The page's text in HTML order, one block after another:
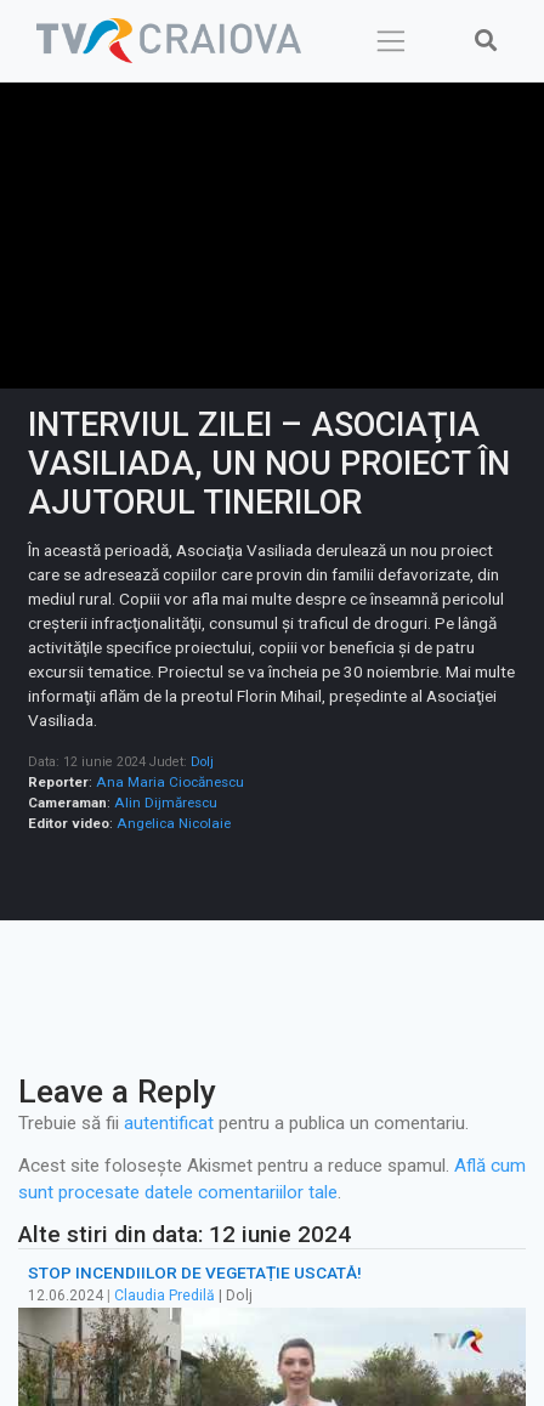
INTERVIUL ZILEI – ASOCIAŢIA
VASILIADA, UN NOU PROIECT ÎN
AJUTORUL TINERILOR
În această perioadă, Asociaţia Vasiliada derulează un nou proiect
care se adresează copiilor care provin din familii defavorizate, din
mediul rural. Copiii vor afla mai multe despre ce înseamnă pericolul
creşterii infracţionalităţii, consumul şi traficul de droguri. Pe lângă
activităţile specifice proiectului, copiii vor beneficia şi de patru
excursii tematice. Proiectul se va încheia pe 30 noiembrie. Mai multe
informaţii aflăm de la preotul Florin Mihail, preşedinte al Asociaţiei
Vasiliada.
Data: 12 iunie 2024 Judet: Dolj
Reporter:Ana Maria Ciocănescu
Cameraman:Alin Dijmărescu
Editor video:Angelica Nicolaie
Leave a Reply
Trebuie să fii autentificat pentru a publica un comentariu.
Acest site folosește Akismet pentru a reduce spamul. Află cum
sunt procesate datele comentariilor tale.
Alte stiri din data: 12 iunie 2024
STOP INCENDIILOR DE VEGETAȚIE USCATĂ!
12.06.2024 Claudia Predilă | Dolj